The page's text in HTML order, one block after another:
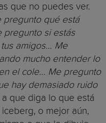
que no puedes ver.
pregunto qué está
pregunto si estás
amigos… Me
mucho entender lo
el cole… Me pregunto
hay demasiado ruido
a que diga lo que está
o mejor aún,